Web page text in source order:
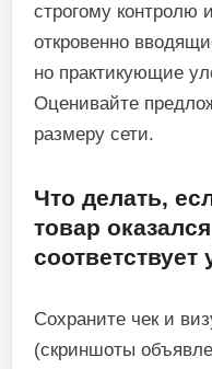
строгому контролю
откровенно
но практикующие
Оценивайте
размеру сети.
Что делать,
товар
Сохраните чек и
(скриншоты